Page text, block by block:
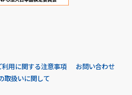
利用に関する注意事項
お問い合わせ
取扱いに関して